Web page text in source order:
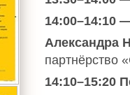
14:00–14:10
Александра
партнёрство
14:10–15:20